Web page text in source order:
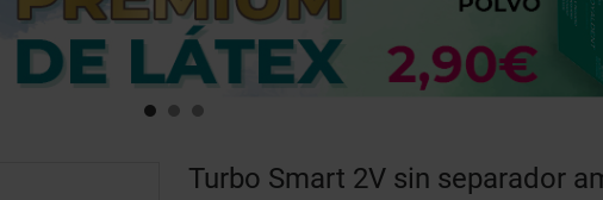
Turbo Smart 2V sin separador